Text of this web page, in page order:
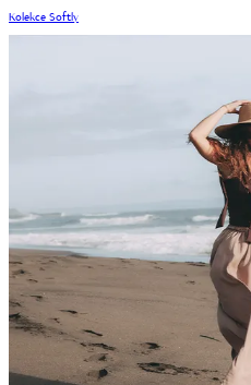
Kolekce Softly